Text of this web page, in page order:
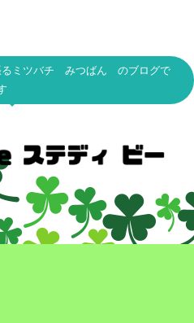
ミツバチ みつばん のブログで